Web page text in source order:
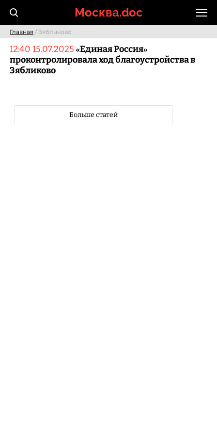
Москва.doc
Главная / Зябликово
12:40 15.07.2025 «Единая Россия»
проконтролировала ход благоустройства в
Зябликово
Больше статей